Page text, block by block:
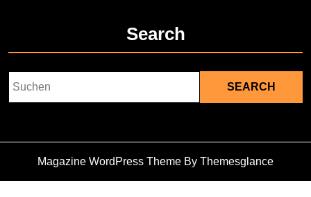
Search
Magazine WordPress Theme By Themesglance